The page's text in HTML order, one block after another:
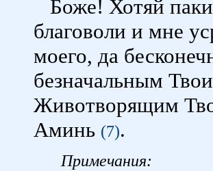
Боже! Хотяй
благоволи и мне
моего, да
безначальным
Животворящим
Аминь (7).
Примечания: